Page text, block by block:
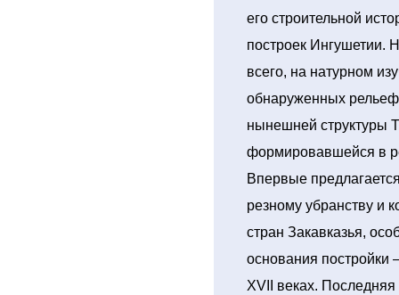
его строительной
построек Ингушетии.
всего, на натурном
обнаруженных
нынешней структуры
формировавшейся в
Впервые
резному убранству и
стран Закавказья,
основания постройки
XVII веках. Последняя